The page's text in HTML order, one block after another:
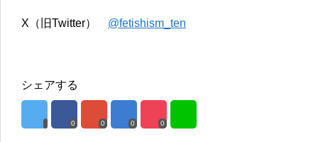
X（旧Twitter） @fetishism_ten
シェアする
0 0 0 0